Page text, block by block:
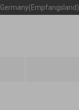
Germany(Empfangsland)